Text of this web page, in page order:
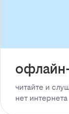
читайте и
нет интернета